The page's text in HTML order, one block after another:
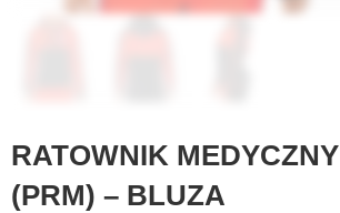
RATOWNIK MEDYCZNY
(PRM) – BLUZA